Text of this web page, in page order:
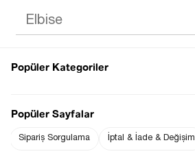
Popüler Kategoriler
Popüler Sayfalar
Sipariş Sorgulama İptal & İade & Değişim